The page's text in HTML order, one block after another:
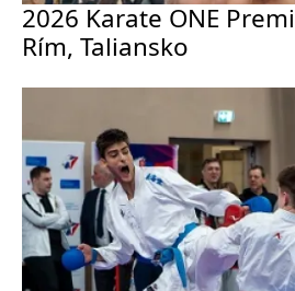
2026 Karate ONE
Rím, Taliansko